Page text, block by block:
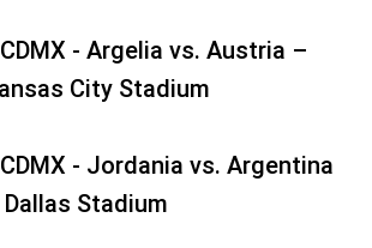
- Argelia vs. Austria –
City Stadium
- Jordania vs. Argentina
Stadium